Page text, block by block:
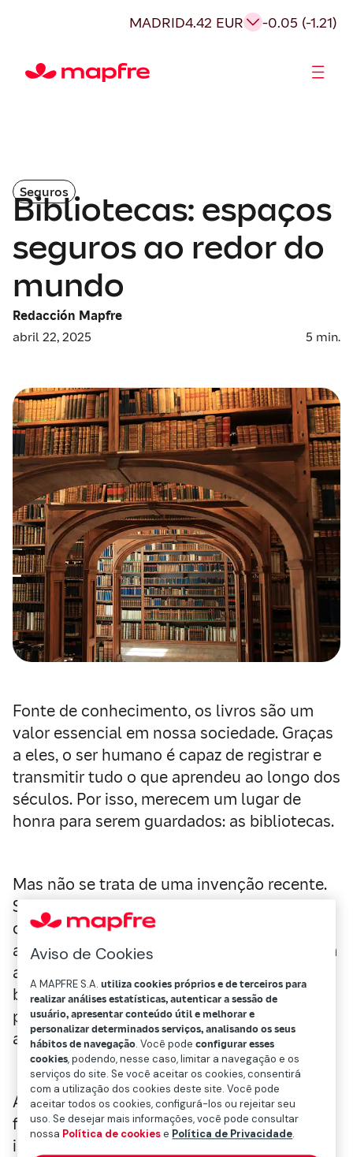
MADRID4.42 EUR -0.05 (-1.21)
Seguros
Bibliotecas: espaços
seguros ao redor do
mundo
Redacción Mapfre
abril 22, 2025
5 min.
Fonte de conhecimento, os livros são um
valor essencial em nossa sociedade. Graças
a eles, o ser humano é capaz de registrar e
transmitir tudo o que aprendeu ao longo dos
séculos. Por isso, merecem um lugar de
honra para serem guardados: as bibliotecas.
Mas não se trata de uma invenção recente.
Sabe-se que esses espaços surgiram na
cultura mesopotâmica por volta de 3.000
a.C., para conservar tabuletas de argila. Com
a invenção da imprensa, foram construídas
bibliotecas destinadas a estudiosos, e foi a
partir do Renascimento que passaram a ser
acessíveis a todas as pessoas.
Atualmente, as bibliotecas cumprem
funções essenciais: promovem o acesso à
informação nas comunidades que atendem,
Aviso de Cookies
A MAPFRE S.A.utiliza cookies próprios e de terceiros para
realizar análises estatísticas, autenticar a sessão de
usuário, apresentar conteúdo útil e melhorar e
personalizar determinados serviços, analisando os seus
hábitos de navegação. Você podeconfigurar esses
cookies, podendo, nesse caso, limitar a navegação e os
serviços do site. Se você aceitar os cookies, consentirá
com a utilização dos cookies deste site. Você pode
aceitar todos os cookies, configurá-los ou rejeitar seu
uso. Se desejar mais informações, você pode consultar
nossa Política de cookiese Política de Privacidade.